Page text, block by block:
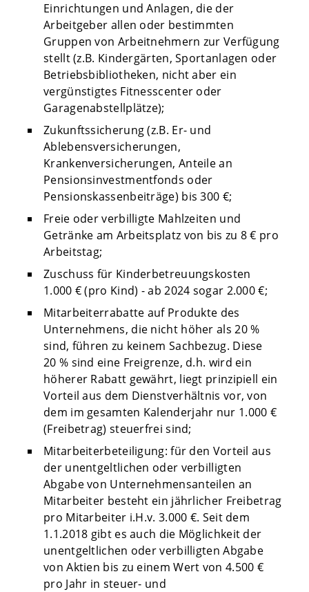
Einrichtungen und Anlagen, die der
Arbeitgeber allen oder bestimmten
Gruppen von Arbeitnehmern zur Verfügung
stellt (z.B. Kindergärten, Sportanlagen oder
Betriebsbibliotheken, nicht aber ein
vergünstigtes Fitnesscenter oder
Garagenabstellplätze);
Zukunftssicherung (z.B. Er- und
Ablebensversicherungen,
Krankenversicherungen, Anteile an
Pensionsinvestmentfonds oder
Pensionskassenbeiträge) bis 300 €;
Freie oder verbilligte Mahlzeiten und
Getränke am Arbeitsplatz von bis zu 8 € pro
Arbeitstag;
Zuschuss für Kinderbetreuungskosten
1.000 € (pro Kind) - ab 2024 sogar 2.000 €;
Mitarbeiterrabatte auf Produkte des
Unternehmens, die nicht höher als 20 %
sind, führen zu keinem Sachbezug. Diese
20 % sind eine Freigrenze, d.h. wird ein
höherer Rabatt gewährt, liegt prinzipiell ein
Vorteil aus dem Dienstverhältnis vor, von
dem im gesamten Kalenderjahr nur 1.000 €
(Freibetrag) steuerfrei sind;
Mitarbeiterbeteiligung: für den Vorteil aus
der unentgeltlichen oder verbilligten
Abgabe von Unternehmensanteilen an
Mitarbeiter besteht ein jährlicher Freibetrag
pro Mitarbeiter i.H.v. 3.000 €. Seit dem
1.1.2018 gibt es auch die Möglichkeit der
unentgeltlichen oder verbilligten Abgabe
von Aktien bis zu einem Wert von 4.500 €
pro Jahr in steuer- und